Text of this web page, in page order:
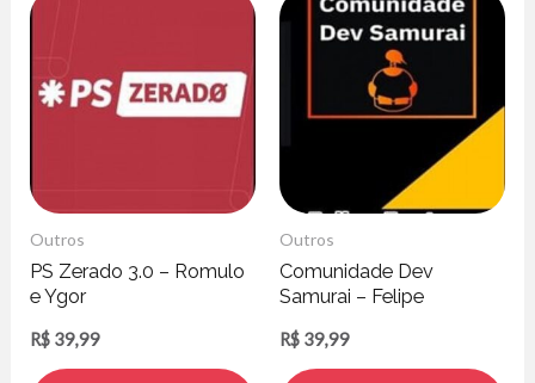
Outros
PS Zerado 3.0 – Romulo
e Ygor
R$ 39,99
Outros
Comunidade Dev
Samurai – Felipe
R$ 39,99